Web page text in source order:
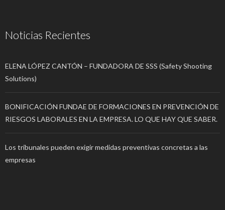
Noticias Recientes
ELENA LÓPEZ CANTÓN – FUNDADORA DE SSS (Safety Shooting
Solutions)
BONIFICACIÓN FUNDAE DE FORMACIONES EN PREVENCIÓN DE
RIESGOS LABORALES EN LA EMPRESA. LO QUE HAY QUE SABER.
Los tribunales pueden exigir medidas preventivas concretas a las
empresas